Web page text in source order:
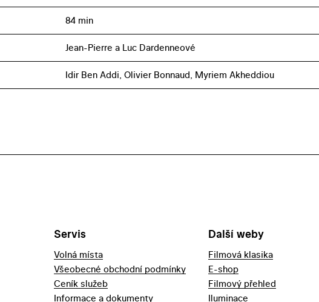
84 min
Jean-Pierre a Luc Dardenneové
Idir Ben Addi, Olivier Bonnaud, Myriem Akheddiou
Servis
Volná místa
Všeobecné obchodní podmínky
Ceník služeb
Informace a dokumenty
Další weby
Filmová klasika
E-shop
Filmový přehled
Iluminace